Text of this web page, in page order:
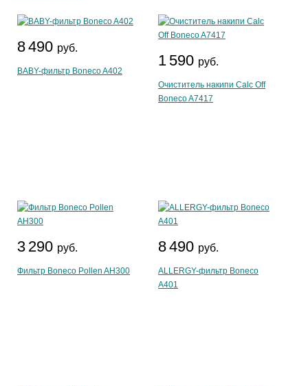
8 490 руб.
BABY-фильтр Boneco A402
1 590 руб.
Очиститель накипи Calc Off
Boneco A7417
3 290 руб.
Фильтр Boneco Pollen AH300
8 490 руб.
ALLERGY-фильтр Boneco
A401